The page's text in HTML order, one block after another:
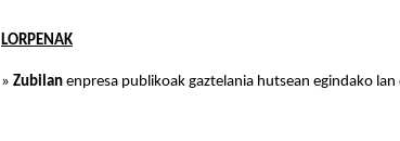
LORPENAK
» Zubilan enpresa publikoak gaztelania hutsean egindako